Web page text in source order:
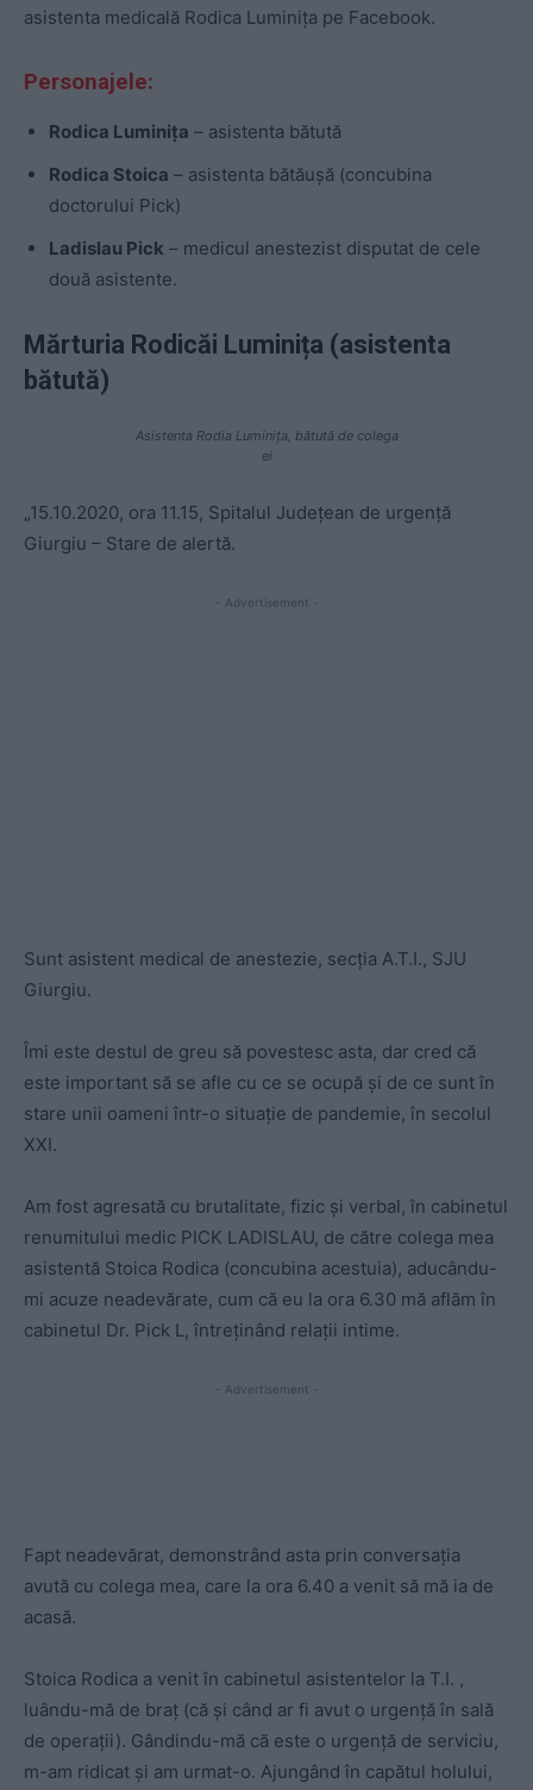
asistenta medicală Rodica Luminiţa pe Facebook.
Personajele:
Rodica Luminița – asistenta bătută
Rodica Stoica – asistenta bătăușă (concubina
doctorului Pick)
Ladislau Pick – medicul anestezist disputat de cele
două asistente.
Mărturia Rodicăi Luminița (asistenta
bătută)
Asistenta Rodia Luminița, bătută de colega
ei
„15.10.2020, ora 11.15, Spitalul Judeţean de urgenţă
Giurgiu – Stare de alertă.
- Advertisement -
Sunt asistent medical de anestezie, secţia A.T.I., SJU
Giurgiu.
Îmi este destul de greu să povestesc asta, dar cred că
este important să se afle cu ce se ocupă şi de ce sunt în
stare unii oameni într-o situaţie de pandemie, în secolul
XXI.
Am fost agresată cu brutalitate, fizic şi verbal, în cabinetul
renumitului medic PICK LADISLAU, de către colega mea
asistentă Stoica Rodica (concubina acestuia), aducându-
mi acuze neadevărate, cum că eu la ora 6.30 mă aflăm în
cabinetul Dr. Pick L, întreţinând relaţii intime.
- Advertisement -
Fapt neadevărat, demonstrând asta prin conversaţia
avută cu colega mea, care la ora 6.40 a venit să mă ia de
acasă.
Stoica Rodica a venit în cabinetul asistentelor la T.I. ,
luându-mă de braţ (că şi când ar fi avut o urgenţă în sală
de operaţii). Gândindu-mă că este o urgenţă de serviciu,
m-am ridicat şi am urmat-o. Ajungând în capătul holului,